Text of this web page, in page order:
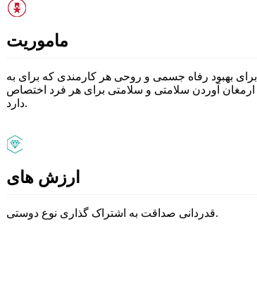
ماموریت
برای بهبود رفاه جسمی و روحی هر کارمندی که برای به
ارمغان آوردن سلامتی و سلامتی برای هر فرد اختصاص
دارد.
ارزش های
قدردانی صداقت به اشتراک گذاری نوع دوستی.